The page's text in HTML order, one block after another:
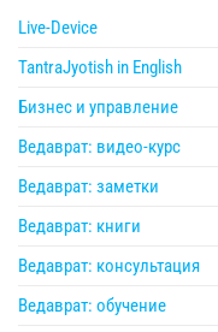
Live-Device
TantraJyotish in English
Бизнес и управление
Ведаврат: видео-курс
Ведаврат: заметки
Ведаврат: книги
Ведаврат: консультация
Ведаврат: обучение